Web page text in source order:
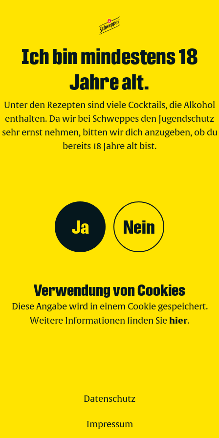
Ich bin mindestens 18
Jahre alt.
Unter den Rezepten sind viele Cocktails, die Alkohol
enthalten. Da wir bei Schweppes den Jugendschutz
sehr ernst nehmen, bitten wir dich anzugeben, ob du
bereits 18 Jahre alt bist.
Ja Nein
Verwendung von Cookies
Diese Angabe wird in einem Cookie gespeichert.
Weitere Informationen finden Sie hier.
Datenschutz
Impressum